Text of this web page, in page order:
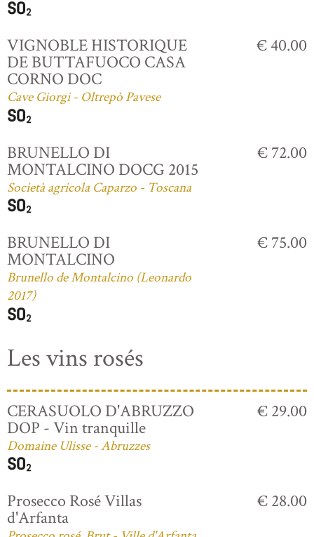
VIGNOBLE HISTORIQUE
DE BUTTAFUOCO CASA
CORNO DOC
Cave Giorgi - Oltrepò Pavese
€ 40.00
BRUNELLO DI
MONTALCINO DOCG 2015
Società agricola Caparzo - Toscana
€ 72.00
BRUNELLO DI
MONTALCINO
Brunello de Montalcino (Leonardo
2017)
€ 75.00
Les vins rosés
CERASUOLO D'ABRUZZO
DOP - Vin tranquille
Domaine Ulisse - Abruzzes
€ 29.00
Prosecco Rosé Villas
d'Arfanta
€ 28.00